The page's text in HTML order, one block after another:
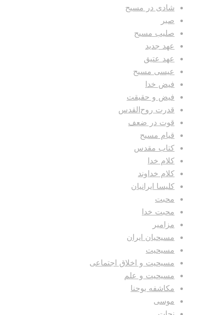
شادی در مسیح
صبر
صلیب مسیح
عهد جدید
عهد عتیق
عیسی مسیح
فیض خدا
فیض و حقیقت
قدرت روح‌القدس
قوت در ضعف
قیام مسیح
کتاب مقدس
کلام خدا
کلام خداوند
کلیسا ایرانیان
محبت
محبت خدا
مزامیر
مسیحیان ایران
مسیحیت
مسیحیت و اخلاق اجتماعی
مسیحیت و علم
مکاشفه یوحنا
موسی